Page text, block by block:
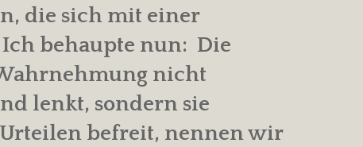
die sich mit einer
behaupte nun: Die
nicht
lenkt, sondern sie
befreit, nennen wir